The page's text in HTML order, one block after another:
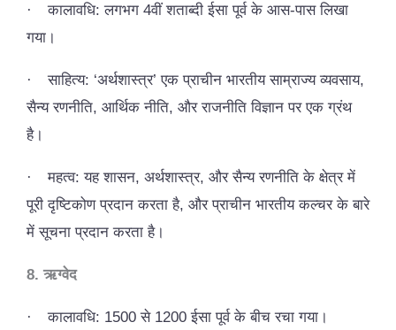
·
कालावधि: लगभग 4वीं शताब्दी ईसा पूर्व के आस-पास लिखा
गया।
·
साहित्य: ‘अर्थशास्त्र’ एक प्राचीन भारतीय साम्राज्य व्यवसाय,
सैन्य रणनीति, आर्थिक नीति, और राजनीति विज्ञान पर एक ग्रंथ
है।
·
महत्व: यह शासन, अर्थशास्त्र, और सैन्य रणनीति के क्षेत्र में
पूरी दृष्टिकोण प्रदान करता है, और प्राचीन भारतीय कल्चर के बारे
में सूचना प्रदान करता है।
8. ऋग्वेद
· कालावधि: 1500 से 1200 ईसा पूर्व के बीच रचा गया।